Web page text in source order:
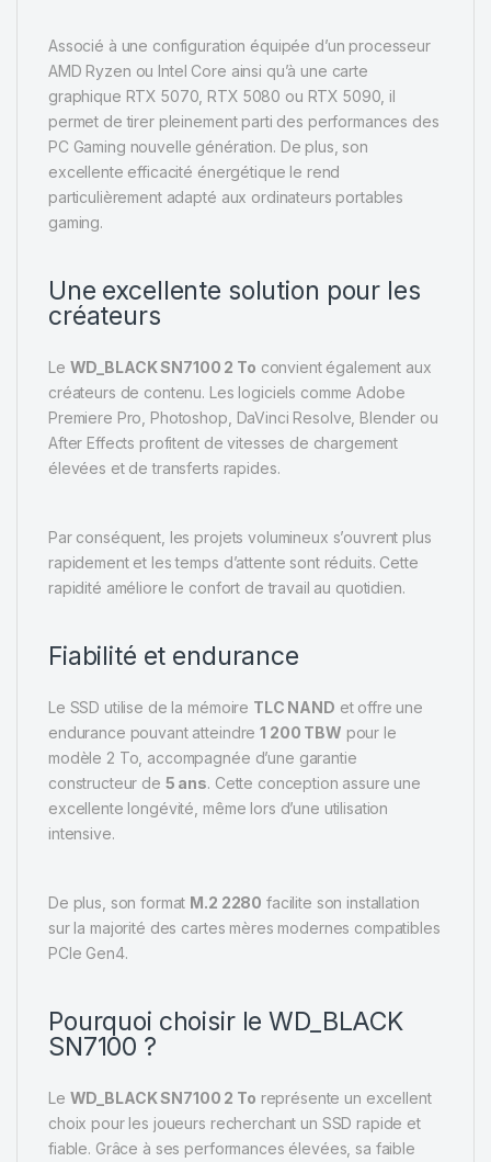
Associé à une configuration équipée d’un processeur
AMD Ryzen ou Intel Core ainsi qu’à une carte
graphique RTX 5070, RTX 5080 ou RTX 5090, il
permet de tirer pleinement parti des performances des
PC Gaming nouvelle génération. De plus, son
excellente efficacité énergétique le rend
particulièrement adapté aux ordinateurs portables
gaming.
Une excellente solution pour les
créateurs
Le WD_BLACK SN7100 2 To convient également aux
créateurs de contenu. Les logiciels comme Adobe
Premiere Pro, Photoshop, DaVinci Resolve, Blender ou
After Effects profitent de vitesses de chargement
élevées et de transferts rapides.
Par conséquent, les projets volumineux s’ouvrent plus
rapidement et les temps d’attente sont réduits. Cette
rapidité améliore le confort de travail au quotidien.
Fiabilité et endurance
Le SSD utilise de la mémoire TLC NAND et offre une
endurance pouvant atteindre1 200 TBW pour le
modèle 2 To, accompagnée d’une garantie
constructeur de 5 ans. Cette conception assure une
excellente longévité, même lors d’une utilisation
intensive.
De plus, son format M.2 2280 facilite son installation
sur la majorité des cartes mères modernes compatibles
PCIe Gen4.
Pourquoi choisir le WD_BLACK
SN7100 ?
Le WD_BLACK SN7100 2 To représente un excellent
choix pour les joueurs recherchant un SSD rapide et
fiable. Grâce à ses performances élevées, sa faible